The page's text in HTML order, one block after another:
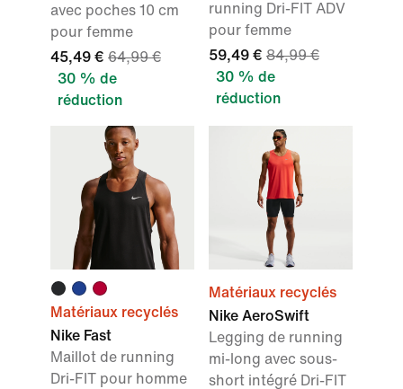
avec poches 10 cm
pour femme
45,49 € 64,99 €
30 % de
réduction
running Dri-FIT ADV
pour femme
59,49 € 84,99 €
30 % de
réduction
Matériaux recyclés
Nike Fast
Maillot de running
Dri-FIT pour homme
Matériaux recyclés
Nike AeroSwift
Legging de running
mi-long avec sous-
short intégré Dri-FIT